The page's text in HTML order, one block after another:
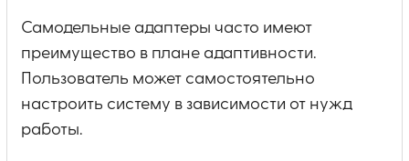
Самодельные адаптеры часто имеют
преимущество в плане адаптивности.
Пользователь может самостоятельно
настроить систему в зависимости от нужд
работы.